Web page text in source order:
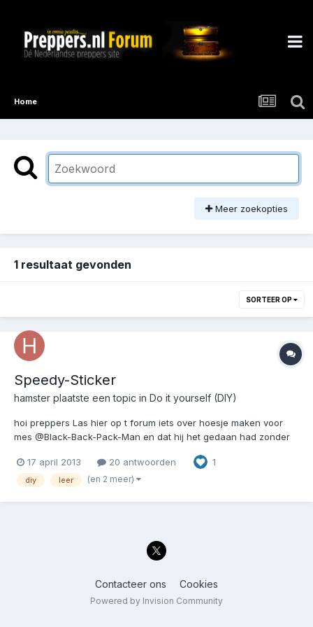
Home
Meer zoekopties
1 resultaat gevonden
SORTEER OP
Speedy-Sticker
hamster plaatste een topic in Do it yourself (DIY)
hoi preppers Las hier op t forum iets over hoesje maken voor
mes @Black-Back-Pack-Man en dat hij het gedaan had zonder
Speedy-Sticker. Dus wat doet Hamster.....gelijk googlen en ja
hoor daar is ie,wel makkelijk zo'n apperaat al...
17 april 2013 20 antwoorden 1
diy leer (en 2 meer)
Contacteer ons Cookies
Powered by Invision Community